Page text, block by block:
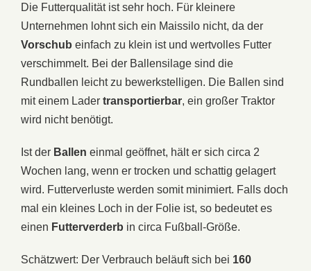
Die Futterqualität ist sehr hoch. Für kleinere
Unternehmen lohnt sich ein Maissilo nicht, da der
Vorschub einfach zu klein ist und wertvolles Futter
verschimmelt. Bei der Ballensilage sind die
Rundballen leicht zu bewerkstelligen. Die Ballen sind
mit einem Lader transportierbar, ein großer Traktor
wird nicht benötigt.
Ist der Ballen einmal geöffnet, hält er sich circa 2
Wochen lang, wenn er trocken und schattig gelagert
wird. Futterverluste werden somit minimiert. Falls doch
mal ein kleines Loch in der Folie ist, so bedeutet es
einen Futterverderb in circa Fußball-Größe.
Schätzwert: Der Verbrauch beläuft sich bei 160